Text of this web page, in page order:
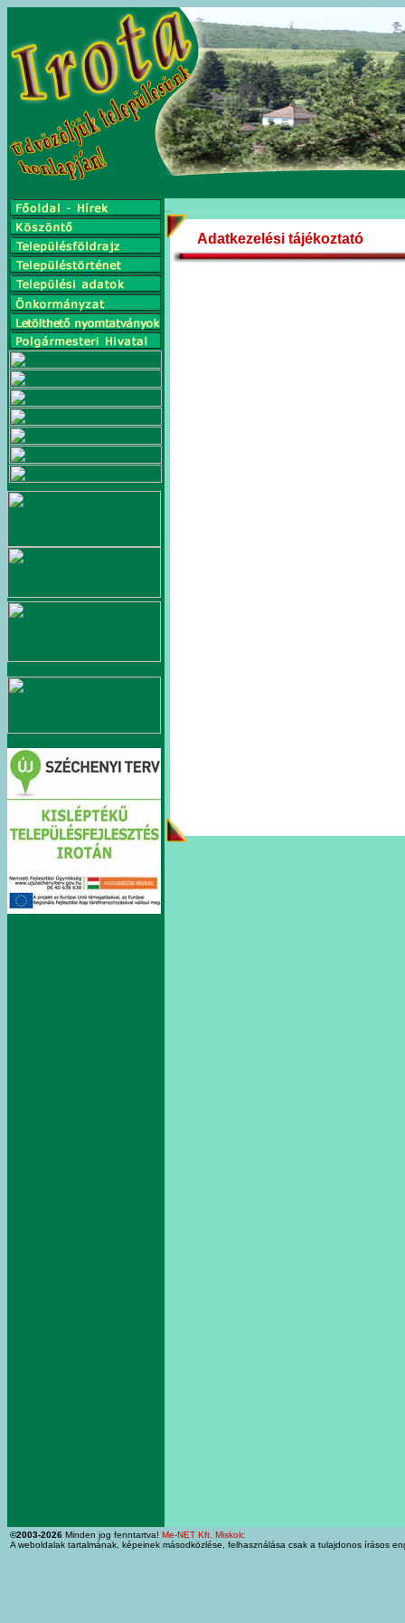
Adatkezelési tájékoztató
©2003-2026 Minden jog fenntartva! Me-NET Kft. Miskolc
A weboldalak tartalmának, képeinek másodközlése, felhasználása csak a tulajdonos írásos